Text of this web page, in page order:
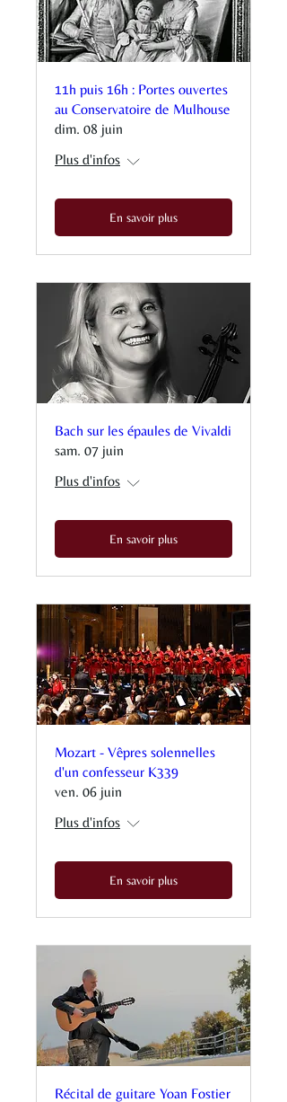
11h puis 16h : Portes ouvertes
au Conservatoire de Mulhouse
dim. 08 juin
Plus d'infos
En savoir plus
Bach sur les épaules de Vivaldi
sam. 07 juin
Plus d'infos
En savoir plus
Mozart - Vêpres solennelles
d'un confesseur K339
ven. 06 juin
Plus d'infos
En savoir plus
Récital de guitare Yoan Fostier